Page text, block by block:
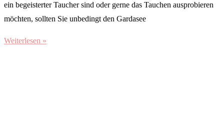
ein begeisterter Taucher sind oder gerne das Tauchen ausprobieren
möchten, sollten Sie unbedingt den Gardasee
Weiterlesen »